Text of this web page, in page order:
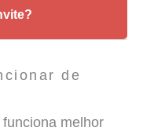
enfraquecer a
de
melhor